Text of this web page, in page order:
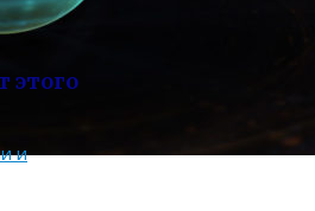
этого
и